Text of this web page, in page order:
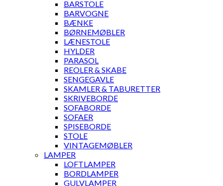
BARSTOLE
BARVOGNE
BÆNKE
BØRNEMØBLER
LÆNESTOLE
HYLDER
PARASOL
REOLER & SKABE
SENGEGAVLE
SKAMLER & TABURETTER
SKRIVEBORDE
SOFABORDE
SOFAER
SPISEBORDE
STOLE
VINTAGEMØBLER
LAMPER
LOFTLAMPER
BORDLAMPER
GULVLAMPER